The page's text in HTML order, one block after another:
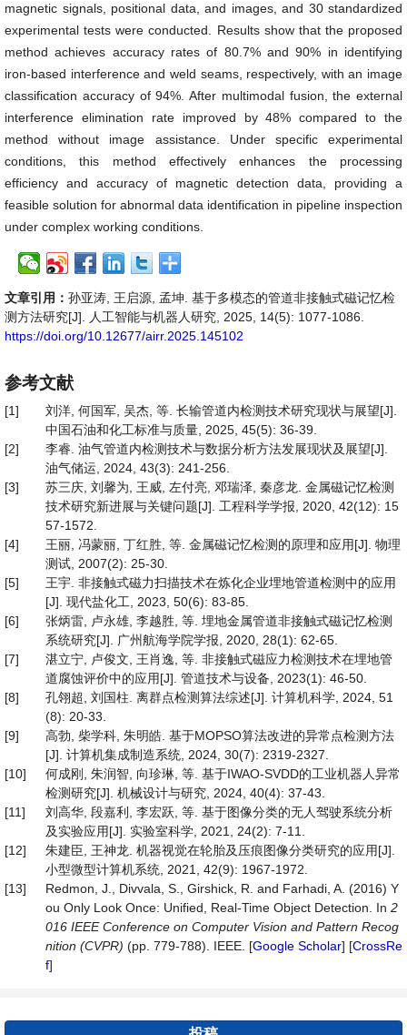
magnetic signals, positional data, and images, and 30 standardized
experimental tests were conducted. Results show that the proposed
method achieves accuracy rates of 80.7% and 90% in identifying
iron-based interference and weld seams, respectively, with an image
classification accuracy of 94%. After multimodal fusion, the external
interference elimination rate improved by 48% compared to the
method without image assistance. Under specific experimental
conditions, this method effectively enhances the processing
efficiency and accuracy of magnetic detection data, providing a
feasible solution for abnormal data identification in pipeline inspection
under complex working conditions.
文章引用： 孙亚涛, 王启源, 孟坤. 基于多模态的管道非接触式磁记忆检
测方法研究[J]. 人工智能与机器人研究, 2025, 14(5): 1077-1086.
https://doi.org/10.12677/airr.2025.145102
参考文献
[1]
刘洋, 何国军, 吴杰, 等. 长输管道内检测技术研究现状与展望[J].
中国石油和化工标准与质量, 2025, 45(5): 36-39.
[2]
李睿. 油气管道内检测技术与数据分析方法发展现状及展望[J].
油气储运, 2024, 43(3): 241-256.
[3]
苏三庆, 刘馨为, 王威, 左付亮, 邓瑞泽, 秦彦龙. 金属磁记忆检测
技术研究新进展与关键问题[J]. 工程科学学报, 2020, 42(12): 15
57-1572.
[4]
王丽, 冯蒙丽, 丁红胜, 等. 金属磁记忆检测的原理和应用[J]. 物理
测试, 2007(2): 25-30.
[5]
王宇. 非接触式磁力扫描技术在炼化企业埋地管道检测中的应用
[J]. 现代盐化工, 2023, 50(6): 83-85.
[6]
张炳雷, 卢永雄, 李越胜, 等. 埋地金属管道非接触式磁记忆检测
系统研究[J]. 广州航海学院学报, 2020, 28(1): 62-65.
[7]
湛立宁, 卢俊文, 王肖逸, 等. 非接触式磁应力检测技术在埋地管
道腐蚀评价中的应用[J]. 管道技术与设备, 2023(1): 46-50.
[8]
孔翎超, 刘国柱. 离群点检测算法综述[J]. 计算机科学, 2024, 51
(8): 20-33.
[9]
高勃, 柴学科, 朱明皓. 基于MOPSO算法改进的异常点检测方法
[J]. 计算机集成制造系统, 2024, 30(7): 2319-2327.
[10]
何成刚, 朱润智, 向珍琳, 等. 基于IWAO-SVDD的工业机器人异常
检测研究[J]. 机械设计与研究, 2024, 40(4): 37-43.
[11]
刘高华, 段嘉利, 李宏跃, 等. 基于图像分类的无人驾驶系统分析
及实验应用[J]. 实验室科学, 2021, 24(2): 7-11.
[12]
朱建臣, 王神龙. 机器视觉在轮胎及压痕图像分类研究的应用[J].
小型微型计算机系统, 2021, 42(9): 1967-1972.
[13]
Redmon, J., Divvala, S., Girshick, R. and Farhadi, A. (2016) Y
ou Only Look Once: Unified, Real-Time Object Detection. In 2
016 IEEE Conference on Computer Vision and Pattern Recog
nition (CVPR) (pp. 779-788). IEEE. [Google Scholar] [CrossRe
f]